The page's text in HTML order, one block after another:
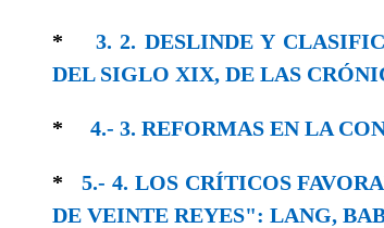
* 3. 2. DESLINDE Y
DEL SIGLO XIX, DE LAS
* 4.- 3. REFORMAS EN LA
*5.- 4. LOS CRÍTICOS
DE VEINTE REYES": LANG,